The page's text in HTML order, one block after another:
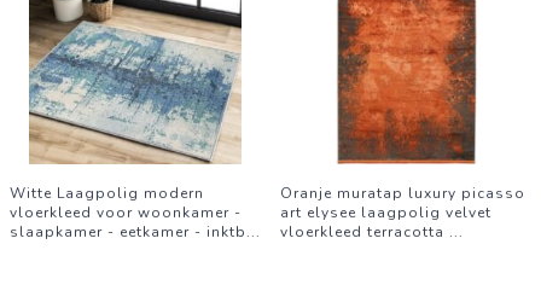
Witte Laagpolig modern
vloerkleed voor woonkamer -
slaapkamer - eetkamer - inktb...
Oranje muratap luxury picasso
art elysee laagpolig velvet
vloerkleed terracotta ...